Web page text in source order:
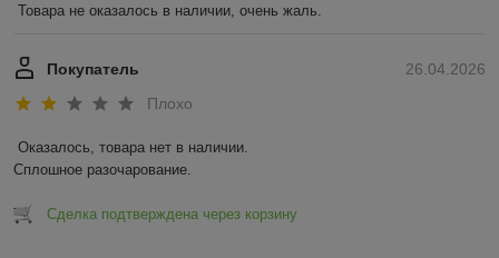
Товара не оказалось в наличии, очень жаль.
26.04.2026
Покупатель
Плохо
Оказалось, товара нет в наличии.
Сплошное разочарование.
Сделка подтверждена через корзину